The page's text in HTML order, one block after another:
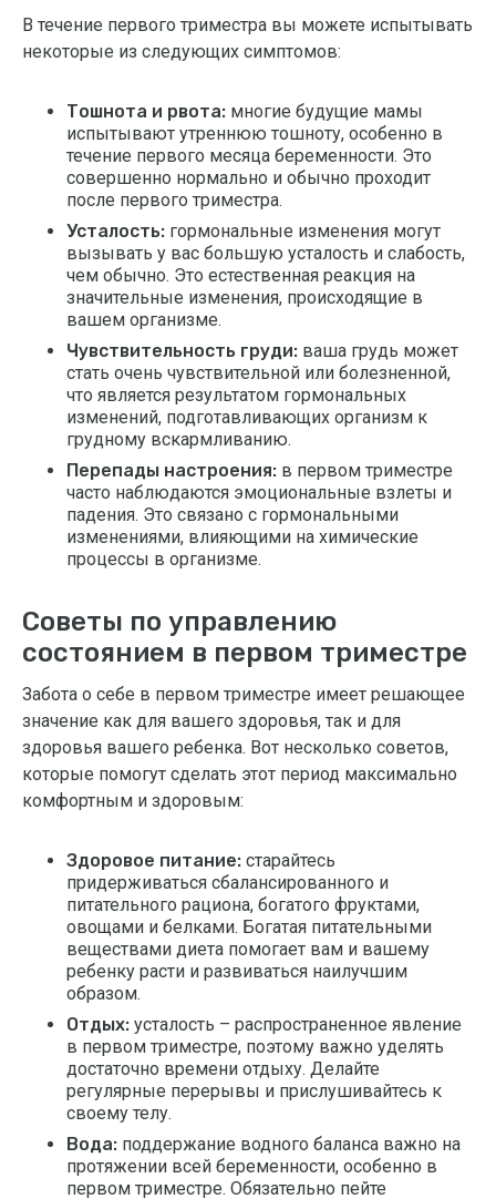
В течение первого триместра вы можете испытывать
некоторые из следующих симптомов:
Тошнота и рвота: многие будущие мамы
испытывают утреннюю тошноту, особенно в
течение первого месяца беременности. Это
совершенно нормально и обычно проходит
после первого триместра.
Усталость: гормональные изменения могут
вызывать у вас большую усталость и слабость,
чем обычно. Это естественная реакция на
значительные изменения, происходящие в
вашем организме.
Чувствительность груди: ваша грудь может
стать очень чувствительной или болезненной,
что является результатом гормональных
изменений, подготавливающих организм к
грудному вскармливанию.
Перепады настроения: в первом триместре
часто наблюдаются эмоциональные взлеты и
падения. Это связано с гормональными
изменениями, влияющими на химические
процессы в организме.
Советы по управлению
состоянием в первом триместре
Забота о себе в первом триместре имеет решающее
значение как для вашего здоровья, так и для
здоровья вашего ребенка. Вот несколько советов,
которые помогут сделать этот период максимально
комфортным и здоровым:
Здоровое питание: старайтесь
придерживаться сбалансированного и
питательного рациона, богатого фруктами,
овощами и белками. Богатая питательными
веществами диета помогает вам и вашему
ребенку расти и развиваться наилучшим
образом.
Отдых: усталость – распространенное явление
в первом триместре, поэтому важно уделять
достаточно времени отдыху. Делайте
регулярные перерывы и прислушивайтесь к
своему телу.
Вода: поддержание водного баланса важно на
протяжении всей беременности, особенно в
первом триместре. Обязательно пейте